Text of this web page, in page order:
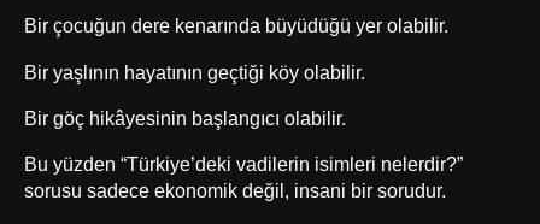
Bir çocuğun dere kenarında büyüdüğü yer olabilir.
Bir yaşlının hayatının geçtiği köy olabilir.
Bir göç hikâyesinin başlangıcı olabilir.
Bu yüzden “Türkiye’deki vadilerin isimleri nelerdir?”
sorusu sadece ekonomik değil, insani bir sorudur.